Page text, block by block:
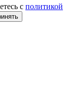
с политикой